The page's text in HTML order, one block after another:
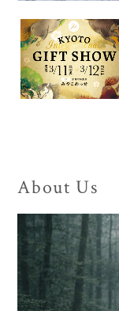
About Us